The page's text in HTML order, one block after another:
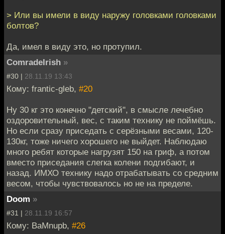
> Или вы имели в виду наружу головками головками
болтов?
Да, имел в виду это, но протупил.
ComradeIrish »
#30 | 28.11.19 13:43
Кому: frantic-gleb, #20
Ну 30 кг это конечно "детский", в смысле лечебно
оздоровительный, вес, с таким технику не поймёшь.
Но если сразу приседать с серёзными весами, 120-
130кг, тоже ничего хорошего не выйдет. Наблюдаю
много ребят которые нагрузят 150 на гриф, а потом
вместо приседания слегка колени подгибают, и
назад. ИМХО технику надо отрабатывать со средним
весом, чтобы чувствовалось но не на пределе.
Doom »
#31 | 28.11.19 16:57
Кому: BaMnupb, #26